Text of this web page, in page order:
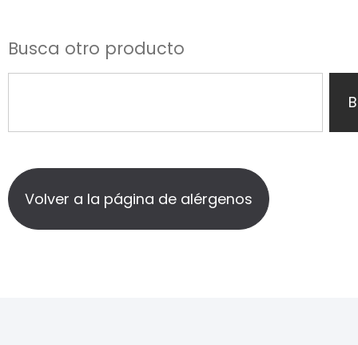
Busca otro producto
Volver a la página de alérgenos